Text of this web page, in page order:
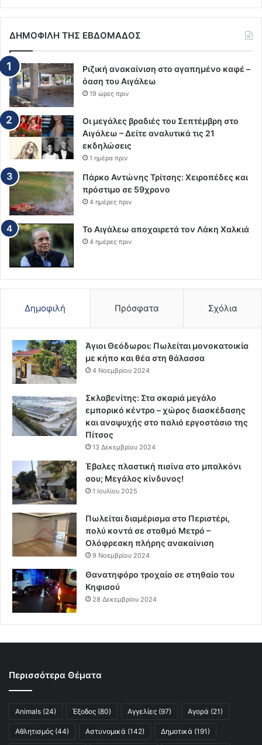
ΔΗΜΟΦΙΛΗ ΤΗΣ ΕΒΔΟΜΑΔΟΣ
Ριζική ανακαίνιση στο αγαπημένο καφέ –
όαση του Αιγάλεω
19 ώρες πριν
Οι μεγάλες βραδιές του Σεπτέμβρη στο
Αιγάλεω – Δείτε αναλυτικά τις 21
εκδηλώσεις
1 ημέρα πριν
Πάρκο Αντώνης Τρίτσης: Χειροπέδες και
πρόστιμο σε 59χρονο
4 ημέρες πριν
Το Αιγάλεω αποχαιρετά τον Λάκη Χαλκιά
4 ημέρες πριν
Δημοφιλή Πρόσφατα Σχόλια
Άγιοι Θεόδωροι: Πωλείται μονοκατοικία
με κήπο και θέα στη θάλασσα
4 Νοεμβρίου 2024
Σκλαβενίτης: Στα σκαριά μεγάλο
εμπορικό κέντρο – χώρος διασκέδασης
και αναψυχής στο παλιό εργοστάσιο της
Πίτσος
13 Δεκεμβρίου 2024
Έβαλες πλαστική πισίνα στο μπαλκόνι
σου; Μεγάλος κίνδυνος!
1 Ιουλίου 2025
Πωλείται διαμέρισμα στο Περιστέρι,
πολύ κοντά σε σταθμό Μετρό –
Ολόφρεσκη πλήρης ανακαίνιση
9 Νοεμβρίου 2024
Θανατηφόρο τροχαίο σε στηθαίο του
Κηφισού
28 Δεκεμβρίου 2024
Περισσότερα Θέματα
Animals (24) Έξοδος (80) Αγγελίες (97) Αγορά (21)
Αθλητισμός (44) Αστυνομικά (142) Δημοτικά (191)